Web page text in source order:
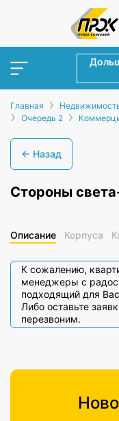
Главная ›
› Очередь 2 ›
← Назад
Стороны
Описание Корпуса
К сожалению,
менеджеры с
подходящий для
Либо оставьте
перезвоним.